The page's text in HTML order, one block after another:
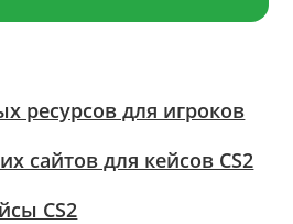
ресурсов для игроков
сайтов для кейсов CS2
CS2